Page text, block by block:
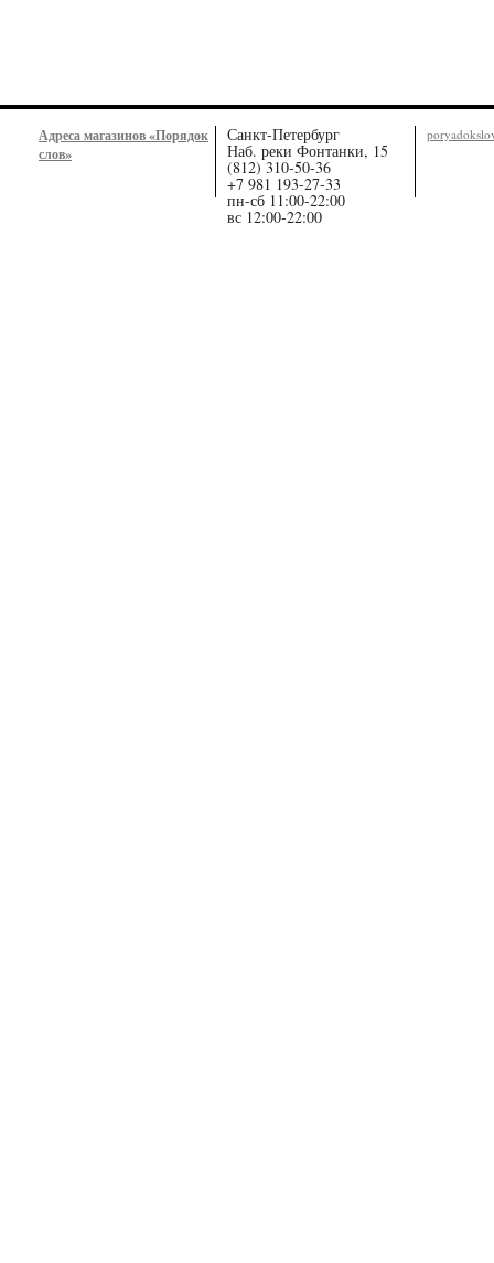
Адреса магазинов «Порядок
слов»
Санкт-Петербург
Наб. реки Фонтанки, 15
(812) 310-50-36
+7 981 193-27-33
пн-сб 11:00-22:00
вс 12:00-22:00